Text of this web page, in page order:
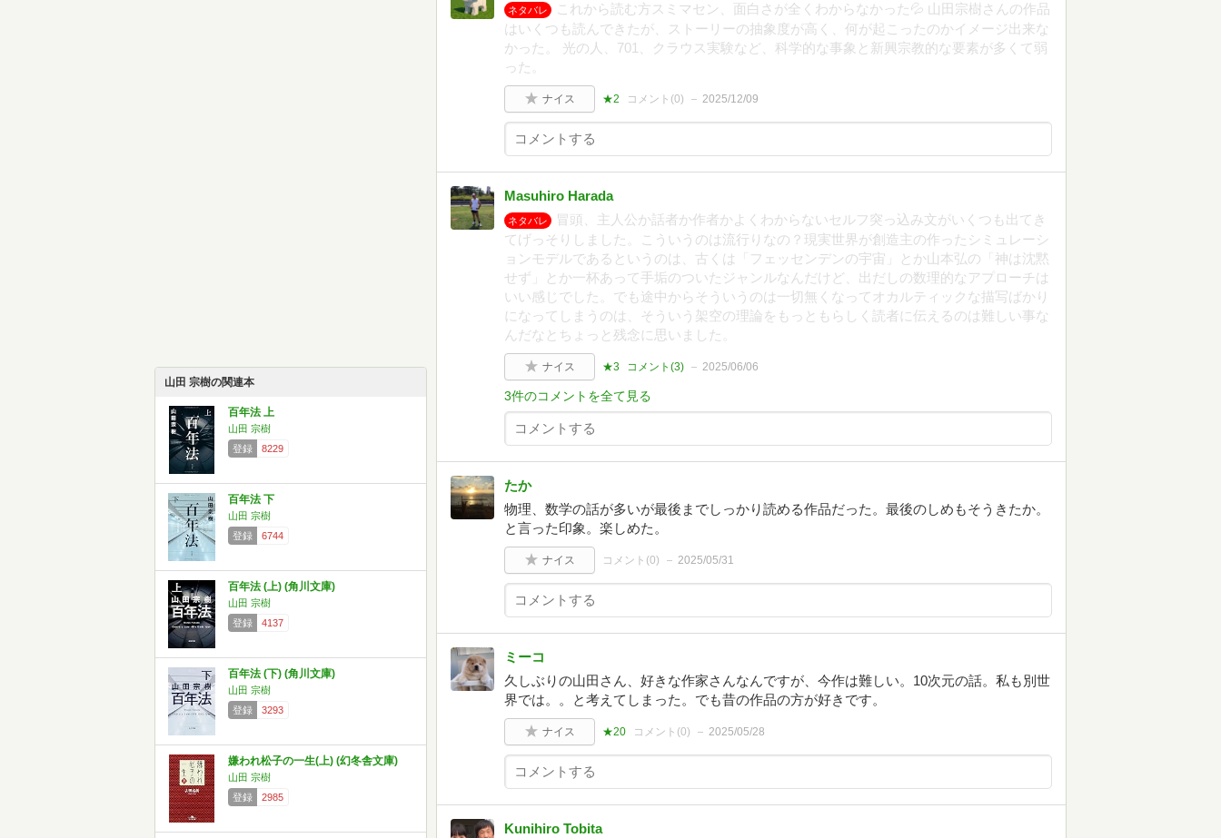
山田 宗樹の関連本
百年法 上
山田 宗樹
登録
8229
百年法 下
山田 宗樹
登録
6744
百年法 (上) (角川文庫)
山田 宗樹
登録
4137
百年法 (下) (角川文庫)
山田 宗樹
登録
3293
嫌われ松子の一生(上) (幻冬舎文庫)
山田 宗樹
登録
2985
ネタバレ
これから読む方スミマセン、面白さが全くわからなかった💦 山田宗樹さんの作品
はいくつも読んできたが、ストーリーの抽象度が高く、何が起こったのかイメージ出来な
かった。 光の人、701、クラウス実験など、科学的な事象と新興宗教的な要素が多くて弱
った。
ナイス ★2 コメント(0) 2025/12/09
Masuhiro Harada
ネタバレ
冒頭、主人公か話者か作者かよくわからないセルフ突っ込み文がいくつも出てき
てげっそりしました。こういうのは流行りなの？現実世界が創造主の作ったシミュレーシ
ョンモデルであるというのは、古くは「フェッセンデンの宇宙」とか山本弘の「神は沈黙
せず」とか一杯あって手垢のついたジャンルなんだけど、出だしの数理的なアプローチは
いい感じでした。でも途中からそういうのは一切無くなってオカルティックな描写ばかり
になってしまうのは、そういう架空の理論をもっともらしく読者に伝えるのは難しい事な
んだなとちょっと残念に思いました。
ナイス ★3 コメント(3) 2025/06/06
3件のコメントを全て見る
たか
物理、数学の話が多いが最後までしっかり読める作品だった。最後のしめもそうきたか。
と言った印象。楽しめた。
ナイス コメント(0) 2025/05/31
ミーコ
久しぶりの山田さん、好きな作家さんなんですが、今作は難しい。10次元の話。私も別世
界では。。と考えてしまった。でも昔の作品の方が好きです。
ナイス ★20 コメント(0) 2025/05/28
Kunihiro Tobita